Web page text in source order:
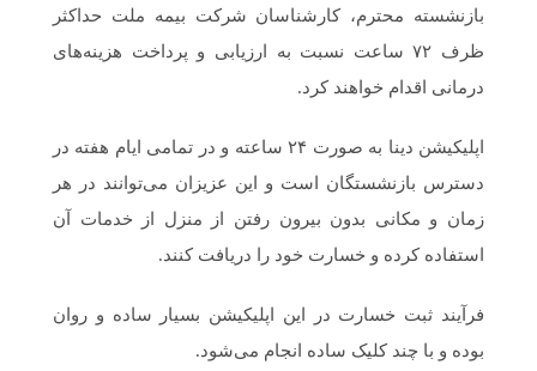
بازنشسته محترم، کارشناسان شرکت بیمه ملت حداکثر
ظرف ۷۲ ساعت نسبت به ارزیابی و پرداخت هزینه‌های
درمانی اقدام خواهند کرد.
اپلیکیشن دینا به صورت ۲۴ ساعته و در تمامی ایام هفته در
دسترس بازنشستگان است و این عزیزان می‌توانند در هر
زمان و مکانی بدون بیرون رفتن از منزل از خدمات آن
استفاده کرده و خسارت خود را دریافت کنند.
فرآیند ثبت خسارت در این اپلیکیشن بسیار ساده و روان
بوده و با چند کلیک ساده انجام می‌شود.